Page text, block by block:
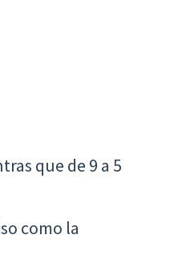
que de 9 a 5
como la